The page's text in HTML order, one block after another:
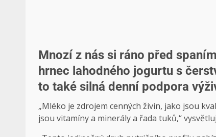
Mnozí z nás si ráno před
hrnec lahodného jogurtu s
to také silná denní podpora
„Mléko je zdrojem cenných živin, jako jsou
jsou vitamíny a minerály a řada tuků,“